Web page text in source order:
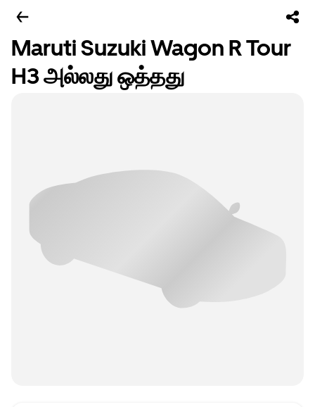
Maruti Suzuki Wagon R Tour
H3 அல்லது ஒத்தது